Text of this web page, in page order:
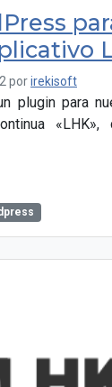
porirekisoft
plugin para